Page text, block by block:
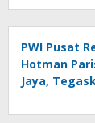
PWI Pusat
Hotman
Jaya,